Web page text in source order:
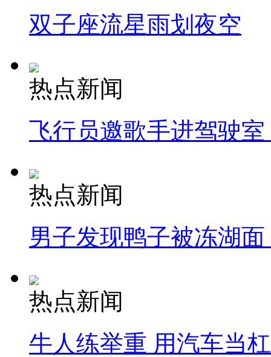
双子座流星雨划夜空
热点新闻
飞行员邀歌手进驾驶
热点新闻
男子发现鸭子被冻湖
热点新闻
牛人练举重 用汽车当